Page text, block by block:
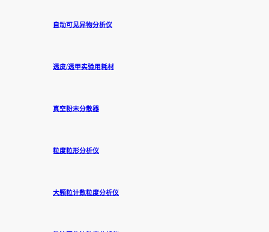
自动可见异物分析仪
透皮/透甲实验用耗材
真空粉末分散器
粒度粒形分析仪
大颗粒计数粒度分析仪